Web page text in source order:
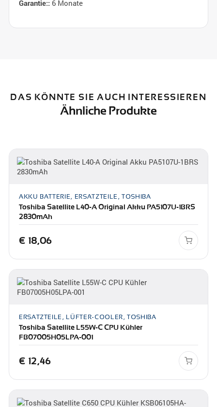
Garantie::6 Monate
DAS KÖNNTE SIE AUCH INTERESSIEREN
Ähnliche Produkte
AKKU BATTERIE, ERSATZTEILE, TOSHIBA
Toshiba Satellite L40-A Original Akku PA5107U-1BRS
2830mAh
€ 18,06
ERSATZTEILE, LÜFTER-COOLER, TOSHIBA
Toshiba Satellite L55W-C CPU Kühler
FB07005H05LPA-001
€ 12,46